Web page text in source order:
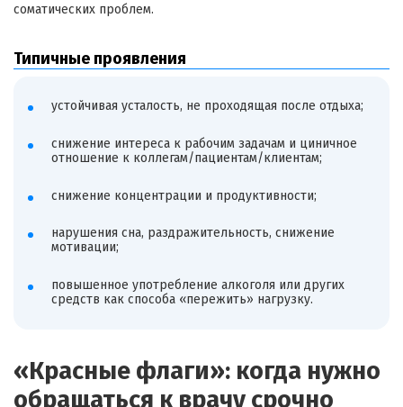
соматических проблем.
Типичные проявления
устойчивая усталость, не проходящая после отдыха;
снижение интереса к рабочим задачам и циничное
отношение к коллегам/пациентам/клиентам;
снижение концентрации и продуктивности;
нарушения сна, раздражительность, снижение
мотивации;
повышенное употребление алкоголя или других
средств как способа «пережить» нагрузку.
«Красные флаги»: когда нужно
обращаться к врачу срочно